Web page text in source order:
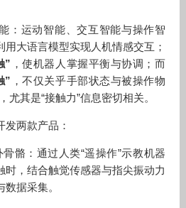
：运动智能、交互智能与操作智
大语言模型实现人机情感交互；
” ，使机器人掌握平衡与协调；而
” ，不仅关乎手部状态与被操作物
其是“接触力”信息密切相关。
两款产品：
骼：通过人类“遥操作”示教机器
时，结合触觉传感器与指尖振动力
据采集。